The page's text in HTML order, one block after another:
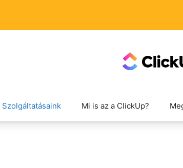
Szolgáltatásaink Mi is az a ClickUp?